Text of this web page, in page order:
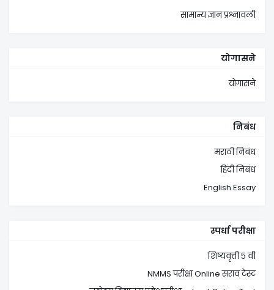
सामान्य ज्ञान प्रश्नावली
योगासने
योगासने
निबंध
मराठी निबंध
हिंदी निबंध
English Essay
स्पर्धा परीक्षा
शिष्यवृत्ती ५ वी
NMMS परीक्षा Online सराव टेस्ट